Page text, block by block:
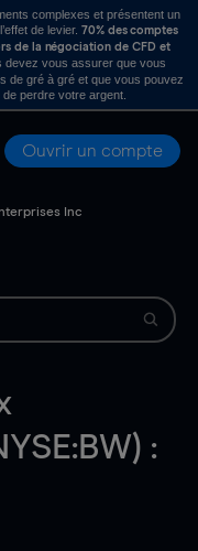
complexes et présentent un
de levier. 70% des comptes
de la négociation de CFD et
devez vous assurer que vous
de gré à gré et que vous pouvez
perdre votre argent.
Ouvrir un compte
Inc
: